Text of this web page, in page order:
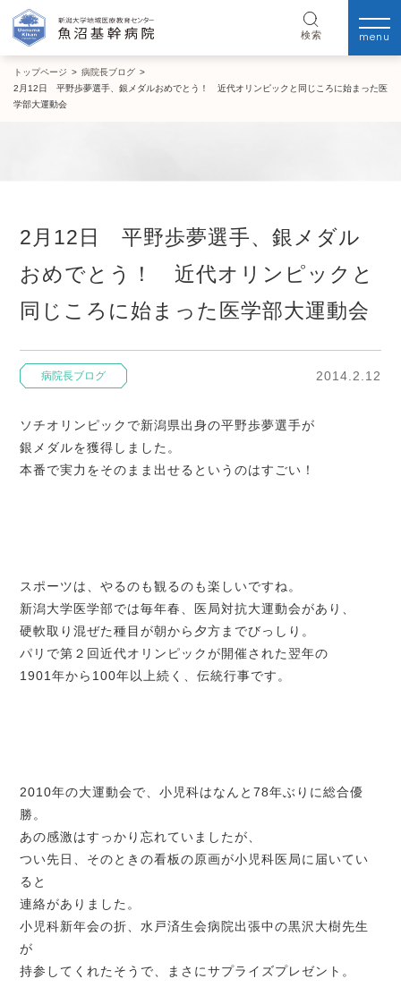
検索 menu
トップページ > 病院長ブログ >
2月12日 平野歩夢選手、銀メダルおめでとう！ 近代オリンピックと同じころに始まった医
学部大運動会
2月12日 平野歩夢選手、銀メダル
おめでとう！ 近代オリンピックと
同じころに始まった医学部大運動会
病院長ブログ 2014.2.12
ソチオリンピックで新潟県出身の平野歩夢選手が
銀メダルを獲得しました。
本番で実力をそのまま出せるというのはすごい！
スポーツは、やるのも観るのも楽しいですね。
新潟大学医学部では毎年春、医局対抗大運動会があり、
硬軟取り混ぜた種目が朝から夕方までびっしり。
パリで第２回近代オリンピックが開催された翌年の
1901年から100年以上続く、伝統行事です。
2010年の大運動会で、小児科はなんと78年ぶりに総合優
勝。
あの感激はすっかり忘れていましたが、
つい先日、そのときの看板の原画が小児科医局に届いてい
ると
連絡がありました。
小児科新年会の折、水戸済生会病院出張中の黒沢大樹先生
が
持参してくれたそうで、まさにサプライズプレゼント。